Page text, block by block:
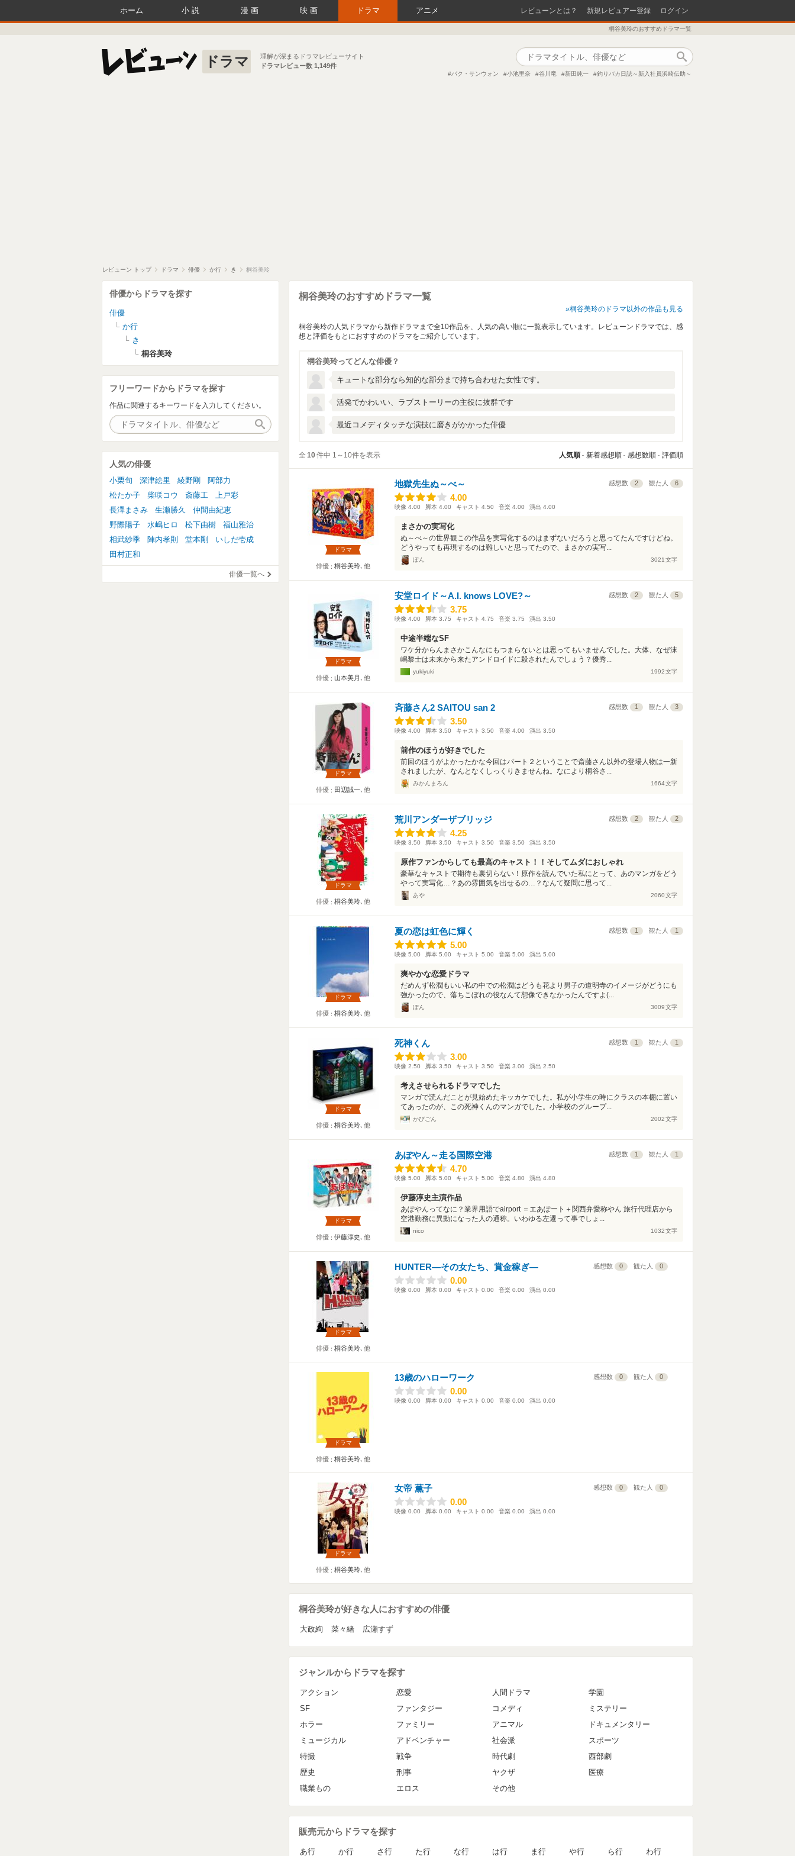
ホーム 小説 漫画 映画 ドラマ アニメ レビューンとは？ 新規レビュアー登録 ログイン
桐谷美玲のおすすめドラマ一覧
ドラマ
理解が深まるドラマレビューサイト
ドラマレビュー数 1,149件
パク・サンウォン 小池里奈 谷川竜 新田純一 釣りバカ日誌～新入社員浜崎伝助～
レビューン トップ ドラマ 俳優 か行 き 桐谷美玲
桐谷美玲のおすすめドラマ一覧
桐谷美玲のドラマ以外の作品も見る
桐谷美玲の人気ドラマから新作ドラマまで全10作品を、人気の高い順に一覧表示しています。レビューンドラマでは、感
想と評価をもとにおすすめのドラマをご紹介しています。
桐谷美玲ってどんな俳優？
キュートな部分なら知的な部分まで持ち合わせた女性です。
活発でかわいい、ラブストーリーの主役に抜群です
最近コメディタッチな演技に磨きがかかった俳優
全 10件中 1～10件を表示 人気順 新着感想順 感想数順 評価順
ドラマ
俳優 桐谷美玲､他
地獄先生ぬ～べ～ 感想数 2 観た人 6
4.00
4.00
映像 4.00 脚本 4.00 キャスト 4.50 音楽 4.00 演出 4.00
まさかの実写化
ぬ～べ～の世界観この作品を実写化するのはまずないだろうと思ってたんですけどね。
どうやっても再現するのは難しいと思ってたので、まさかの実写...
ぽん 3021 文字
ドラマ
俳優 山本美月､他
安堂ロイド～A.I. knows LOVE?～ 感想数 2 観た人 5
3.75
3.75
映像 4.00 脚本 3.75 キャスト 4.75 音楽 3.75 演出 3.50
中途半端なSF
ワケ分からんまさかこんなにもつまらないとは思ってもいませんでした。大体、なぜ沫
嶋黎士は未来から来たアンドロイドに殺されたんでしょう？優秀...
yukiyuki 1992文字
ドラマ
俳優 田辺誠一､他
斉藤さん2 SAITOU san 2 感想数 1 観た人 3
3.50
3.50
映像 4.00 脚本 3.50 キャスト 3.50 音楽 4.00 演出 3.50
前作のほうが好きでした
前回のほうがよかったかな今回はパート２ということで斎藤さん以外の登場人物は一新
されましたが、なんとなくしっくりきませんね。なにより桐谷さ...
みかんまろん 1664文字
ドラマ
俳優 桐谷美玲､他
荒川アンダーザブリッジ 感想数 2 観た人 2
4.25
4.25
映像 3.50 脚本 3.50 キャスト 3.50 音楽 3.50 演出 3.50
原作ファンからしても最高のキャスト！！そしてムダにおしゃれ
豪華なキャストで期待も裏切らない！原作を読んでいた私にとって、あのマンガをどう
やって実写化…？あの雰囲気を出せるの…？なんて疑問に思って...
あや 2060文字
ドラマ
俳優 桐谷美玲､他
夏の恋は虹色に輝く 感想数 1 観た人 1
5.00
5.00
映像 5.00 脚本 5.00 キャスト 5.00 音楽 5.00 演出 5.00
爽やかな恋愛ドラマ
だめんず松潤もいい私の中での松潤はどうも花より男子の道明寺のイメージがどうにも
強かったので、落ちこぼれの役なんて想像できなかったんですよ(...
ぽん 3009文字
ドラマ
俳優 桐谷美玲､他
死神くん 感想数 1 観た人 1
3.00
3.00
映像 2.50 脚本 3.50 キャスト 3.50 音楽 3.00 演出 2.50
考えさせられるドラマでした
マンガで読んだことが見始めたキッカケでした。私が小学生の時にクラスの本棚に置い
てあったのが、この死神くんのマンガでした。小学校のグループ...
かびごん 2002文字
ドラマ
俳優 伊藤淳史､他
あぽやん～走る国際空港 感想数 1 観た人 1
4.70
4.70
映像 5.00 脚本 5.00 キャスト 5.00 音楽 4.80 演出 4.80
伊藤淳史主演作品
あぽやんってなに？業界用語でairport ＝エあぽート＋関西弁愛称やん 旅行代理店から
空港勤務に異動になった人の通称。いわゆる左遷って事でしょ...
nico 1032文字
ドラマ
俳優 桐谷美玲､他
HUNTER―その女たち、賞金稼ぎ― 感想数 0 観た人 0
0.00
0.00
映像 0.00 脚本 0.00 キャスト 0.00 音楽 0.00 演出 0.00
ドラマ
俳優 桐谷美玲､他
13歳のハローワーク 感想数 0 観た人 0
0.00
0.00
映像 0.00 脚本 0.00 キャスト 0.00 音楽 0.00 演出 0.00
ドラマ
俳優 桐谷美玲､他
女帝 薫子 感想数 0 観た人 0
0.00
0.00
映像 0.00 脚本 0.00 キャスト 0.00 音楽 0.00 演出 0.00
桐谷美玲が好きな人におすすめの俳優
大政絢 菜々緒 広瀬すず
ジャンルからドラマを探す
アクション 恋愛 人間ドラマ
学園
SF
ファンタジー コメディ
ミステリー
ホラー
ファミリー アニマル
ドキュメンタリー
ミュージカル
アドベンチャー 社会派
スポーツ
特撮
戦争 時代劇
西部劇
歴史
刑事 ヤクザ
医療
職業もの
エロス その他
販売元からドラマを探す
あ行 か行 さ行 た行 な行 は行 ま行 や行 ら行 わ行
俳優からドラマを探す
俳優
か行
き
桐谷美玲
フリーワードからドラマを探す
作品に関連するキーワードを入力してください。
人気の俳優
小栗旬 深津絵里 綾野剛
阿部力
松たか子
柴咲コウ 斎藤工
上戸彩
長澤まさみ
生瀬勝久
仲間由紀恵
野際陽子
水嶋ヒロ 松下由樹
福山雅治
相武紗季
陣内孝則 堂本剛
いしだ壱成
田村正和
俳優一覧へ